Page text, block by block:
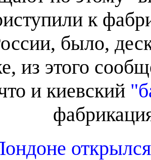
к
было,
из этого
и киевский